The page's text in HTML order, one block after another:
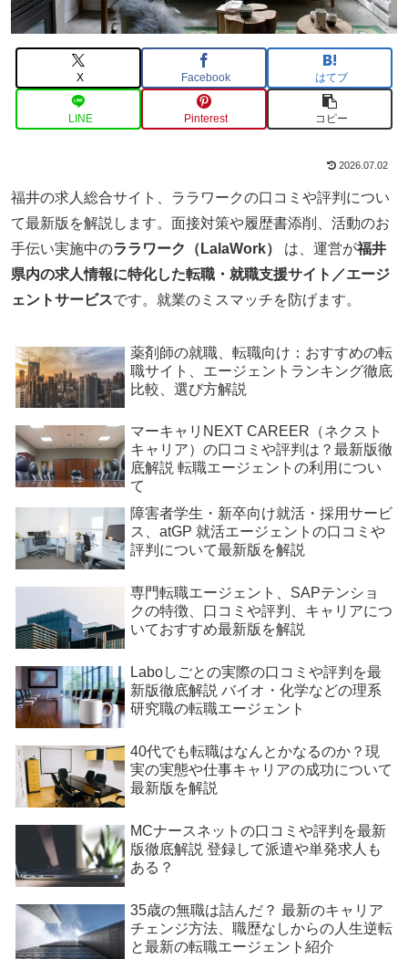
X Facebook はてブ
LINE Pinterest コピー
2026.07.02
福井の求人総合サイト、ララワークの口コミや評判につい
て最新版を解説します。面接対策や履歴書添削、活動のお
手伝い実施中のララワーク（LalaWork） は、運営が福井
県内の求人情報に特化した転職・就職支援サイト／エージ
ェントサービスです。就業のミスマッチを防げます。
薬剤師の就職、転職向け：おすすめの転
職サイト、エージェントランキング徹底
比較、選び方解説
マーキャリNEXT CAREER（ネクスト
キャリア）の口コミや評判は？最新版徹
底解説 転職エージェントの利用につい
て
障害者学生・新卒向け就活・採用サービ
ス、atGP 就活エージェントの口コミや
評判について最新版を解説
専門転職エージェント、SAPテンショ
クの特徴、口コミや評判、キャリアにつ
いておすすめ最新版を解説
Laboしごとの実際の口コミや評判を最
新版徹底解説 バイオ・化学などの理系
研究職の転職エージェント
40代でも転職はなんとかなるのか？現
実の実態や仕事キャリアの成功について
最新版を解説
MCナースネットの口コミや評判を最新
版徹底解説 登録して派遣や単発求人も
ある？
35歳の無職は詰んだ？ 最新のキャリア
チェンジ方法、職歴なしからの人生逆転
と最新の転職エージェント紹介